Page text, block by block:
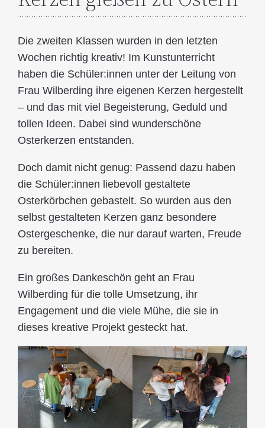
Die zweiten Klassen wurden in den letzten
Wochen richtig kreativ! Im Kunstunterricht
haben die Schüler:innen unter der Leitung von
Frau Wilberding ihre eigenen Kerzen hergestellt
– und das mit viel Begeisterung, Geduld und
tollen Ideen. Dabei sind wunderschöne
Osterkerzen entstanden.
Doch damit nicht genug: Passend dazu haben
die Schüler:innen liebevoll gestaltete
Osterkörbchen gebastelt. So wurden aus den
selbst gestalteten Kerzen ganz besondere
Ostergeschenke, die nur darauf warten, Freude
zu bereiten.
Ein großes Dankeschön geht an Frau
Wilberding für die tolle Umsetzung, ihr
Engagement und die viele Mühe, die sie in
dieses kreative Projekt gesteckt hat.